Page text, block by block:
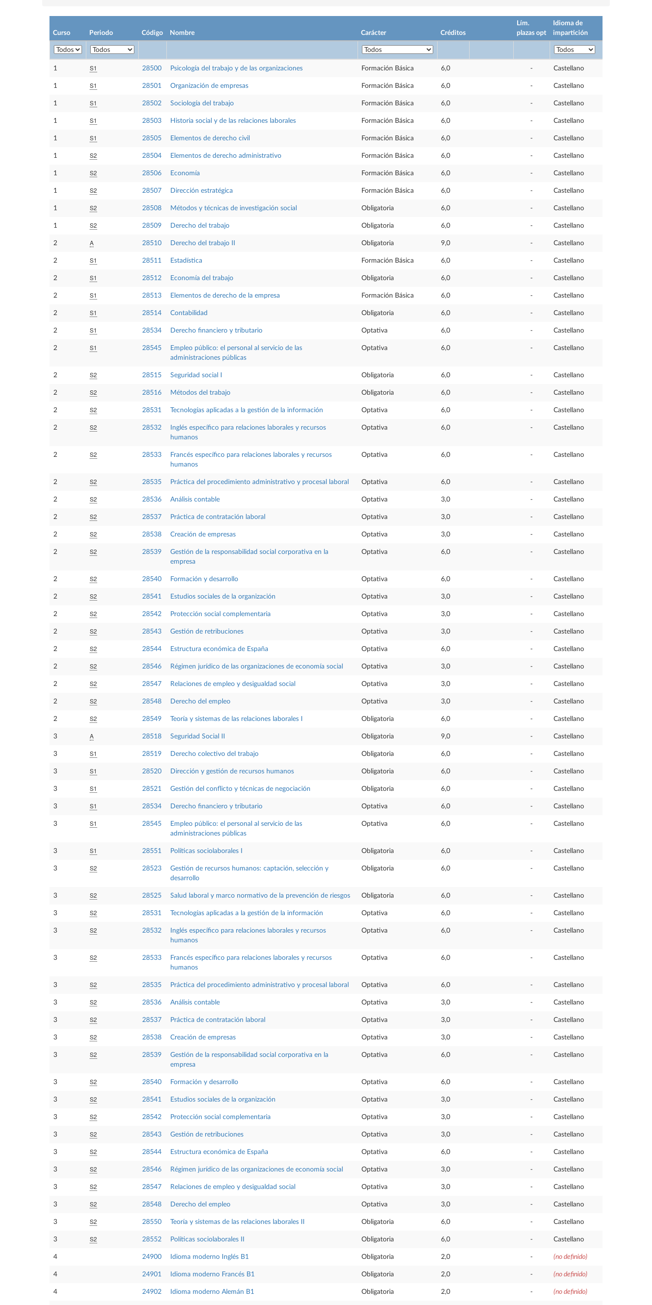
Curso Periodo Código Nombre Carácter Créditos
Lím.
plazas opt
Idioma de
impartición
1 S1 28500 Psicología del trabajo y de las organizaciones Formación Básica 6,0 - Castellano
1 S1 28501 Organización de empresas Formación Básica 6,0 - Castellano
1 S1 28502 Sociología del trabajo Formación Básica 6,0 - Castellano
1 S1 28503 Historia social y de las relaciones laborales Formación Básica 6,0 - Castellano
1 S1 28505 Elementos de derecho civil Formación Básica 6,0 - Castellano
1 S2 28504 Elementos de derecho administrativo Formación Básica 6,0 - Castellano
1 S2 28506 Economía Formación Básica 6,0 - Castellano
1 S2 28507 Dirección estratégica Formación Básica 6,0 - Castellano
1 S2 28508 Métodos y técnicas de investigación social Obligatoria 6,0 - Castellano
1 S2 28509 Derecho del trabajo Obligatoria 6,0 - Castellano
2 A 28510 Derecho del trabajo II Obligatoria 9,0 - Castellano
2 S1 28511 Estadística Formación Básica 6,0 - Castellano
2 S1 28512 Economía del trabajo Obligatoria 6,0 - Castellano
2 S1 28513 Elementos de derecho de la empresa Formación Básica 6,0 - Castellano
2 S1 28514 Contabilidad Obligatoria 6,0 - Castellano
2 S1 28534 Derecho financiero y tributario Optativa 6,0 - Castellano
2 S1 28545
Empleo público: el personal al servicio de las
administraciones públicas
Optativa 6,0 - Castellano
2 S2 28515 Seguridad social I Obligatoria 6,0 - Castellano
2 S2 28516 Métodos del trabajo Obligatoria 6,0 - Castellano
2 S2 28531 Tecnologías aplicadas a la gestión de la información Optativa 6,0 - Castellano
2 S2 28532
Inglés específico para relaciones laborales y recursos
humanos
Optativa 6,0 - Castellano
2 S2 28533
Francés específico para relaciones laborales y recursos
humanos
Optativa 6,0 - Castellano
2 S2 28535 Práctica del procedimiento administrativo y procesal laboral Optativa 6,0 - Castellano
2 S2 28536 Análisis contable Optativa 3,0 - Castellano
2 S2 28537 Práctica de contratación laboral Optativa 3,0 - Castellano
2 S2 28538 Creación de empresas Optativa 3,0 - Castellano
2 S2 28539
Gestión de la responsabilidad social corporativa en la
empresa
Optativa 6,0 - Castellano
2 S2 28540 Formación y desarrollo Optativa 6,0 - Castellano
2 S2 28541 Estudios sociales de la organización Optativa 3,0 - Castellano
2 S2 28542 Protección social complementaria Optativa 3,0 - Castellano
2 S2 28543 Gestión de retribuciones Optativa 3,0 - Castellano
2 S2 28544 Estructura económica de España Optativa 6,0 - Castellano
2 S2 28546 Régimen jurídico de las organizaciones de economía social Optativa 3,0 - Castellano
2 S2 28547 Relaciones de empleo y desigualdad social Optativa 3,0 - Castellano
2 S2 28548 Derecho del empleo Optativa 3,0 - Castellano
2 S2 28549 Teoría y sistemas de las relaciones laborales I Obligatoria 6,0 - Castellano
3 A 28518 Seguridad Social II Obligatoria 9,0 - Castellano
3 S1 28519 Derecho colectivo del trabajo Obligatoria 6,0 - Castellano
3 S1 28520 Dirección y gestión de recursos humanos Obligatoria 6,0 - Castellano
3 S1 28521 Gestión del conflicto y técnicas de negociación Obligatoria 6,0 - Castellano
3 S1 28534 Derecho financiero y tributario Optativa 6,0 - Castellano
3 S1 28545
Empleo público: el personal al servicio de las
administraciones públicas
Optativa 6,0 - Castellano
3 S1 28551 Políticas sociolaborales I Obligatoria 6,0 - Castellano
3 S2 28523
Gestión de recursos humanos: captación, selección y
desarrollo
Obligatoria 6,0 - Castellano
3 S2 28525 Salud laboral y marco normativo de la prevención de riesgos Obligatoria 6,0 - Castellano
3 S2 28531 Tecnologías aplicadas a la gestión de la información Optativa 6,0 - Castellano
3 S2 28532
Inglés específico para relaciones laborales y recursos
humanos
Optativa 6,0 - Castellano
3 S2 28533
Francés específico para relaciones laborales y recursos
humanos
Optativa 6,0 - Castellano
3 S2 28535 Práctica del procedimiento administrativo y procesal laboral Optativa 6,0 - Castellano
3 S2 28536 Análisis contable Optativa 3,0 - Castellano
3 S2 28537 Práctica de contratación laboral Optativa 3,0 - Castellano
3 S2 28538 Creación de empresas Optativa 3,0 - Castellano
3 S2 28539
Gestión de la responsabilidad social corporativa en la
empresa
Optativa 6,0 - Castellano
3 S2 28540 Formación y desarrollo Optativa 6,0 - Castellano
3 S2 28541 Estudios sociales de la organización Optativa 3,0 - Castellano
3 S2 28542 Protección social complementaria Optativa 3,0 - Castellano
3 S2 28543 Gestión de retribuciones Optativa 3,0 - Castellano
3 S2 28544 Estructura económica de España Optativa 6,0 - Castellano
3 S2 28546 Régimen jurídico de las organizaciones de economía social Optativa 3,0 - Castellano
3 S2 28547 Relaciones de empleo y desigualdad social Optativa 3,0 - Castellano
3 S2 28548 Derecho del empleo Optativa 3,0 - Castellano
3 S2 28550 Teoría y sistemas de las relaciones laborales II Obligatoria 6,0 - Castellano
3 S2 28552 Políticas sociolaborales II Obligatoria 6,0 - Castellano
4 24900 Idioma moderno Inglés B1 Obligatoria 2,0 - (no definido)
4 24901 Idioma moderno Francés B1 Obligatoria 2,0 - (no definido)
4 24902 Idioma moderno Alemán B1 Obligatoria 2,0 - (no definido)